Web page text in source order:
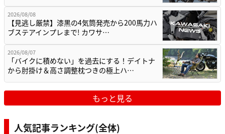
2026/08/08
【見逃し厳禁】漆黒の4気筒発売から200馬力ハ
ブステアインプレまで! カワサ…
2026/08/07
「バイクに積めない」を過去にする！デイトナ
から肘掛け＆高さ調整枕つきの極上ハ…
もっと見る
人気記事ランキング(全体)